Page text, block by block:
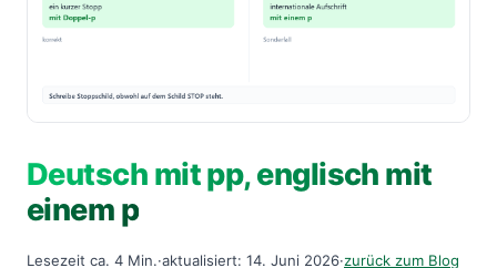
Deutsch mit pp, englisch mit
einem p
Lesezeit ca. 4 Min.·aktualisiert: 14. Juni 2026·zurück zum Blog